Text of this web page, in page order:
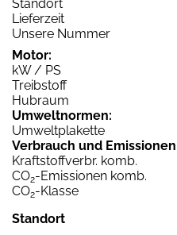
Standort
Lieferzeit
Unsere Nummer
Motor:
kW / PS
Treibstoff
Hubraum
Umweltnormen:
Umweltplakette
Verbrauch und Emissionen
Kraftstoffverbr. komb.
CO2-Emissionen komb.
CO2-Klasse
Standort